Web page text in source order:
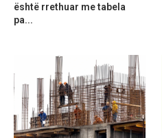
është rrethuar me tabela
pa...